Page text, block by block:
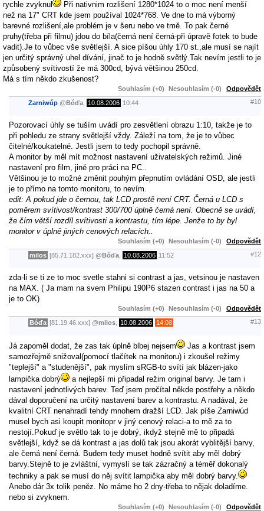
rychle zvyknul
Při nativnim rozlišení 1280*1024 to o moc není menší
než na 17" CRT kde jsem používal 1024*768. Ve dne to má výborný
barevné rozlišení,ale problém je v šeru nebo ve tmě. To pak černé
pruhy(třeba při filmu) jdou do bíla(černá není černá-při úpravě fotek to bude
vadit).Je to vůbec vše světlejší. A sice píšou úhly 170 st.,ale musí se najít
jen určitý správný uhel dívání, jinač to je hodně světlý.Tak nevím jestli to je
způsobený svítivostí že má 300cd, bývá většinou 250cd.
Má s tím někdo zkušenost?
Souhlasím (+0) Nesouhlasím (-0) Odpovědět
Zarniwúp @Bóďa 10.08.2006 10:44 #10
Pozorovací úhly se tuším uvádí pro zesvětlení obrazu 1:10, takže je to
při pohledu ze strany světlejší vždy. Záleží na tom, že je to vůbec
čitelné/koukatelné. Jestli jsem to tedy pochopil správně.
A monitor by měl mít možnost nastavení uživatelských režimů. Jiné
nastavení pro film, jiné pro práci na PC..
Většinou je to možné změnit pouhým přepnutím ovládání OSD, ale jestli
je to přímo na tomto monitoru, to nevím.
edit: A pokud jde o černou, tak LCD prostě není CRT. Černá u LCD s
poměrem svítivost/kontrast 300/700 úplně černá není. Obecně se uvádí,
že čím větší rozdíl svítivosti a kontrastu, tím lépe. Jenže to by byl
monitor v úplně jiných cenových relacích..
Souhlasím (+0) Nesouhlasím (-0) Odpovědět
milos [85.71.182.xxx] @Bóďa 10.08.2006 11:52 #12
zda-li se ti ze to moc svetle stahni si contrast a jas, vetsinou je nastaven
na MAX. ( Ja mam na svem Philipu 190P6 stazen contrast i jas na 50 a
je to OK)
Souhlasím (+0) Nesouhlasím (-0) Odpovědět
Bóďa [81.19.46.xxx] @milos 10.08.2006 14:08 #13
Já zapoměl dodat, že zas tak úplně blbej nejsem
Jas a kontrast jsem
samozřejmě snižoval(pomocí tlačítek na monitoru) i zkoušel režimy
"teplejší" a "studenější", pak myslím sRGB-to svítí jak blázen-jako
lampička dobrý
a nejlepší mi připadal režim original barvy. Je tam i
nastavení jednotlivých barev. Teď jsem pročítal někde postřehy a někdo
dával doporučení na určitý nastavení barev a kontrastu. A nadával, že
kvalitní CRT nenahradí tehdy mnohem dražší LCD. Jak píše Zarniwúd
musel bych asi koupit monitopr v jiný cenový relaci-a to mě za to
nestojí.Pokuď je světlo tak to je dobrý, ikdyž stejně mě to připadá
světlejší, když se dá kontrast a jas dolů tak jsou akorát vyblitější barvy,
ale černá není černá. Budem tedy muset hodně svítit aby měl dobrý
barvy.Stejně to je zvláštní, vymyslí se tak zázračný a téměř dokonalý
techniky a pak se musí do něj svítit lampička aby měl dobrý barvy.
Anebo dár 3x tolik peněz. No máme ho 2 dny-třeba to nějak doladíme.
nebo si zvyknem.
Souhlasím (+0) Nesouhlasím (-0) Odpovědět